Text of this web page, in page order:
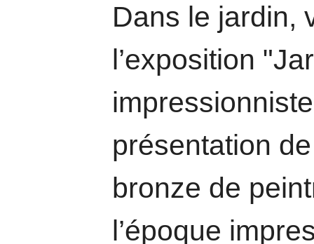
Dans le jardin,
l’exposition
présentation
bronze de
l’époque